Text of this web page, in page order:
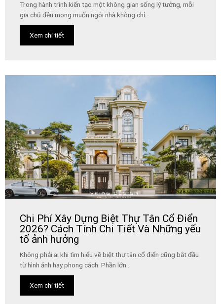
Trong hành trình kiến tạo một không gian sống lý tưởng, mỗi
gia chủ đều mong muốn ngôi nhà không chỉ...
Xem chi tiết
Chi Phí Xây Dựng Biệt Thự Tân Cổ Điển
2026? Cách Tính Chi Tiết Và Những yếu
tố ảnh hưởng
Không phải ai khi tìm hiểu về biệt thự tân cổ điển cũng bắt đầu
từ hình ảnh hay phong cách. Phần lớn...
Xem chi tiết